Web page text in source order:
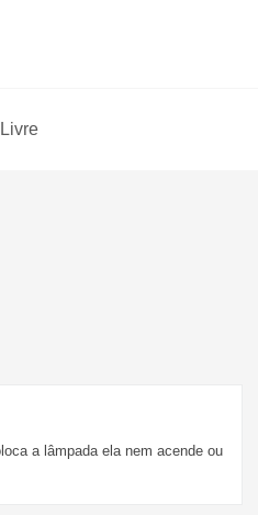
Livre
a lâmpada ela nem acende ou